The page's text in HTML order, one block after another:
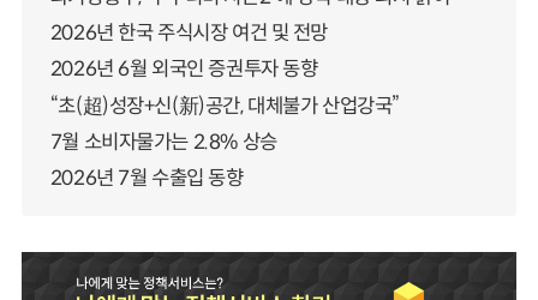
2026년 한국 주식시장 여건 및 전망
2026년 6월 외국인 증권투자 동향
“초(超)성장+신(新)공간, 대체불가 산업강국”
7월 소비자물가는 2.8% 상승
2026년 7월 수출입 동향